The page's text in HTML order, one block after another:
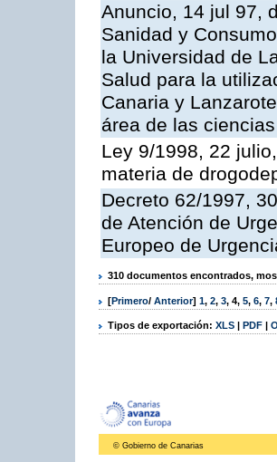
Anuncio, 14 jul 97,
Sanidad y
la Universidad de
Salud para la
Canaria y
área de las
Ley 9/1998, 22
materia de
Decreto 62/1997,
de Atención de
Europeo de
310 documentos encontrados,
[Primero/ Anterior] 1, 2, 3, 4, 5, 6, 7,
Tipos de exportación: XLS | PDF |
© Gobierno de Canarias